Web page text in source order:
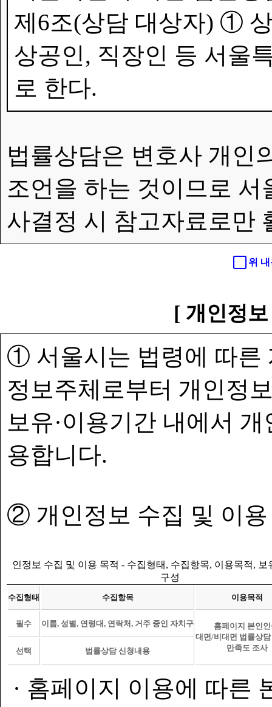
제6조(상담 대상자) ①
상공인, 직장인 등 서울
로 한다.
법률상담은 변호사 개인
조언을 하는 것이므로
사결정 시 참고자료로만
위
[ 개인정
① 서울시는 법령에 따른
정보주체로부터 개인정
보유·이용기간 내에서
용합니다.
② 개인정보 수집 및 이용
인정보 수집 및 이용 목적 - 수집형태, 수집항목, 이용목적, 보
구성
수집형태 수집항목 이용목적
필수 이름, 성별, 연령대, 연락처, 거주 중인 자치구
홈페이지 본인인
대면/비대면 법률상
만족도 조사
선택 법률상담 신청내용
· 홈페이지 이용에 따른